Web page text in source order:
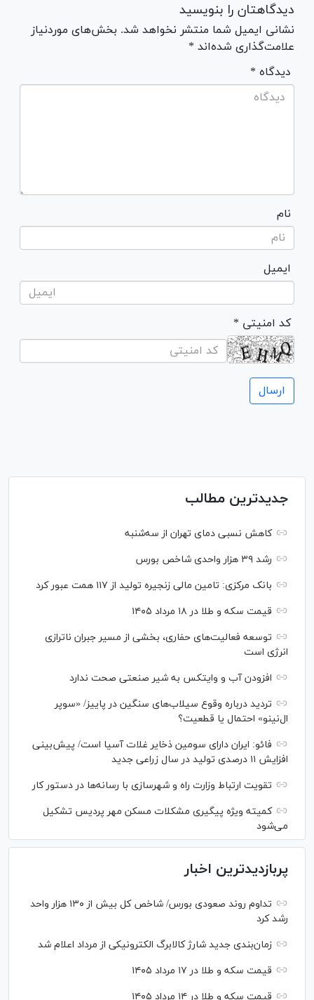
دیدگاهتان را بنویسید
نشانی ایمیل شما منتشر نخواهد شد. بخش‌های موردنیاز
علامت‌گذاری شده‌اند *
* دیدگاه
نام
ایمیل
* کد امنیتی
جدیدترین مطالب
کاهش نسبی دمای تهران از سه‌شنبه
رشد ۳۹ هزار واحدی شاخص بورس
بانک مرکزی: تامین مالی زنجیره تولید از ۱۱۷ همت عبور کرد
قیمت سکه و طلا در ۱۸ مرداد ۱۴۰۵
توسعه فعالیت‌های حفاری، بخشی از مسیر جبران ناترازی
انرژی است
افزودن آب و وایتکس به شیر صنعتی صحت ندارد
تردید درباره وقوع سیلاب‌های سنگین در پاییز/ «سوپر
ال‌نینو» احتمال یا قطعیت؟
فائو: ایران دارای سومین ذخایر غلات آسیا است/ پیش‌بینی
افزایش ۱۱ درصدی تولید در سال زراعی جدید
تقویت ارتباط وزارت راه و شهرسازی با رسانه‌ها در دستور کار
کمیته ویژه پیگیری مشکلات مسکن مهر پردیس تشکیل
می‌شود
پربازدیدترین اخبار
تداوم روند صعودی بورس/ شاخص کل بیش از ۱۳۰ هزار واحد
رشد کرد
زمان‌بندی جدید شارژ کالابرگ الکترونیکی از مرداد اعلام شد
قیمت سکه و طلا در ۱۷ مرداد ۱۴۰۵
قیمت سکه و طلا در ۱۴ مرداد ۱۴۰۵